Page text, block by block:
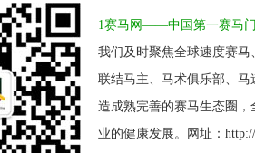
1赛马网——中国第一赛马
我们及时聚焦全球速度赛
联结马主、马术俱乐部、
造成熟完善的赛马生态圈
业的健康发展。网址：http://